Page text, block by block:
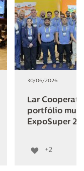
30/06/2026
Lar
portfólio
ExpoSuper
+2